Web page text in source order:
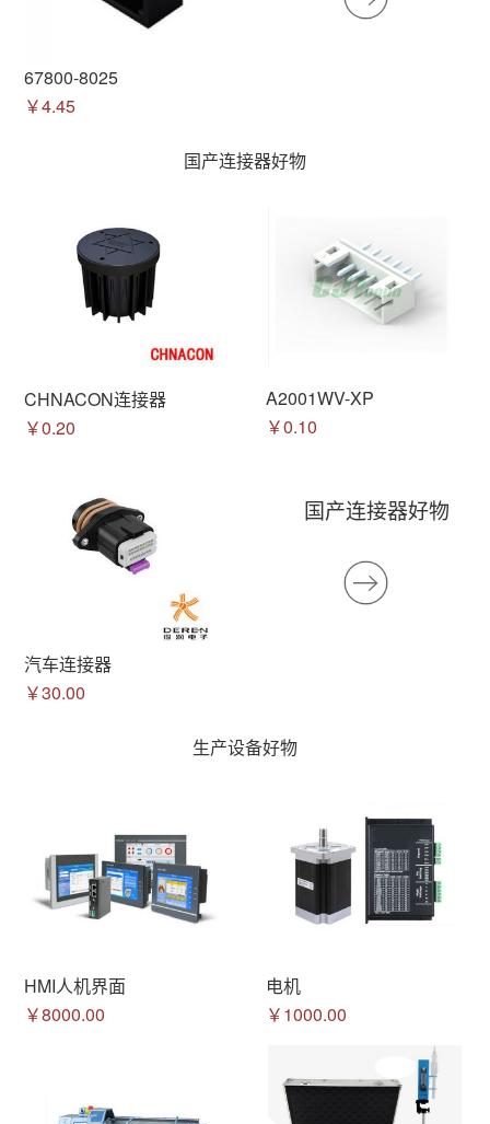
67800-8025
￥4.45
国产连接器好物
CHNACON连接器
￥0.20
A2001WV-XP
￥0.10
汽车连接器
￥30.00
国产连接器好物
生产设备好物
HMI人机界面
￥8000.00
电机
￥1000.00